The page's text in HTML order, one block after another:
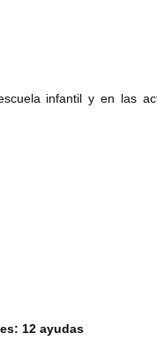
infantil y en las
12 ayudas